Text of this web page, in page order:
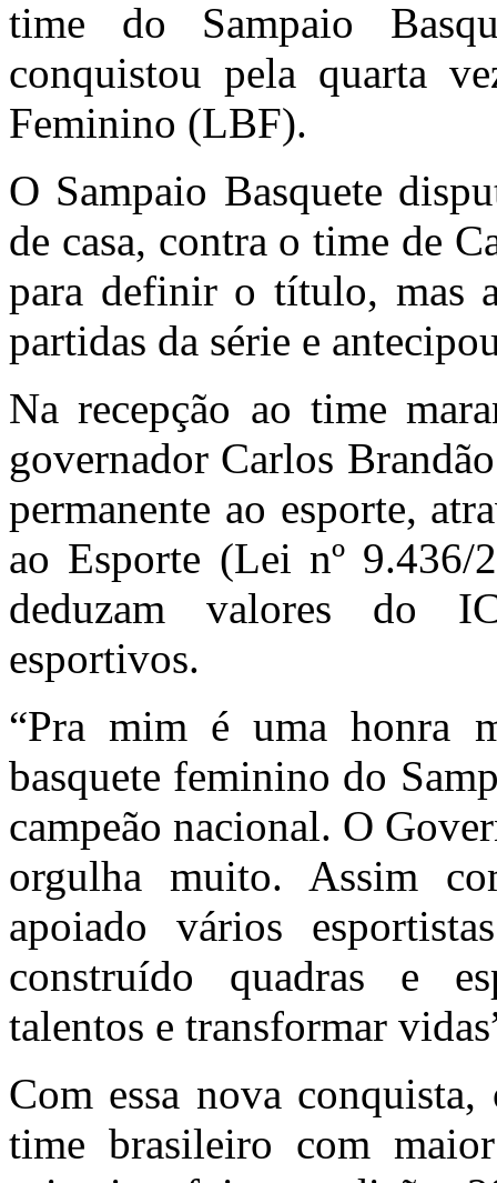
time do Sampaio
conquistou pela quarta
Feminino (LBF).
O Sampaio Basquete
de casa, contra o time de
para definir o título, mas
partidas da série e
Na recepção ao time
governador Carlos
permanente ao esporte,
ao Esporte (Lei nº 9.436/
deduzam valores do
esportivos.
“Pra mim é uma honra
basquete feminino do
campeão nacional. O
orgulha muito. Assim
apoiado vários
construído quadras e
talentos e transformar
Com essa nova
time brasileiro com